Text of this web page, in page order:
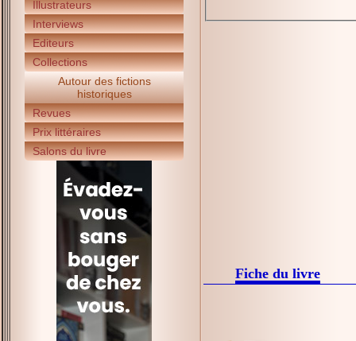
Illustrateurs
Interviews
Editeurs
Collections
Autour des fictions
historiques
Revues
Prix littéraires
Salons du livre
Fiche du livre